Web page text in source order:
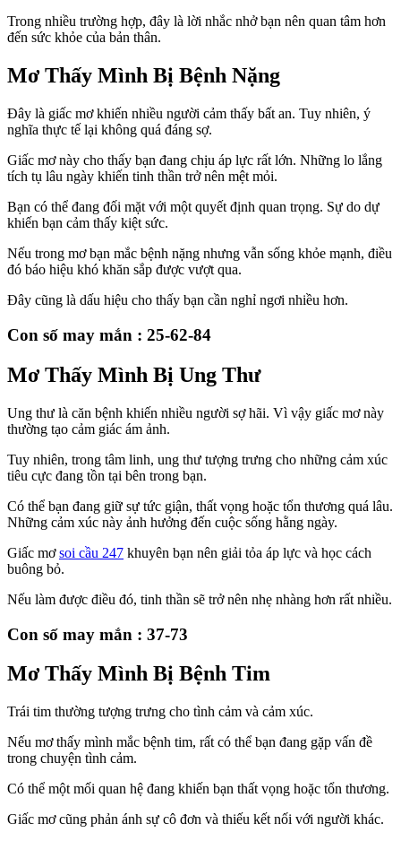
Trong nhiều trường hợp, đây là lời nhắc nhở bạn nên quan tâm hơn
đến sức khỏe của bản thân.
Mơ Thấy Mình Bị Bệnh Nặng
Đây là giấc mơ khiến nhiều người cảm thấy bất an. Tuy nhiên, ý
nghĩa thực tế lại không quá đáng sợ.
Giấc mơ này cho thấy bạn đang chịu áp lực rất lớn. Những lo lắng
tích tụ lâu ngày khiến tinh thần trở nên mệt mỏi.
Bạn có thể đang đối mặt với một quyết định quan trọng. Sự do dự
khiến bạn cảm thấy kiệt sức.
Nếu trong mơ bạn mắc bệnh nặng nhưng vẫn sống khỏe mạnh, điều
đó báo hiệu khó khăn sắp được vượt qua.
Đây cũng là dấu hiệu cho thấy bạn cần nghỉ ngơi nhiều hơn.
Con số may mắn : 25-62-84
Mơ Thấy Mình Bị Ung Thư
Ung thư là căn bệnh khiến nhiều người sợ hãi. Vì vậy giấc mơ này
thường tạo cảm giác ám ảnh.
Tuy nhiên, trong tâm linh, ung thư tượng trưng cho những cảm xúc
tiêu cực đang tồn tại bên trong bạn.
Có thể bạn đang giữ sự tức giận, thất vọng hoặc tổn thương quá lâu.
Những cảm xúc này ảnh hưởng đến cuộc sống hằng ngày.
Giấc mơsoi cầu 247 khuyên bạn nên giải tỏa áp lực và học cách
buông bỏ.
Nếu làm được điều đó, tinh thần sẽ trở nên nhẹ nhàng hơn rất nhiều.
Con số may mắn : 37-73
Mơ Thấy Mình Bị Bệnh Tim
Trái tim thường tượng trưng cho tình cảm và cảm xúc.
Nếu mơ thấy mình mắc bệnh tim, rất có thể bạn đang gặp vấn đề
trong chuyện tình cảm.
Có thể một mối quan hệ đang khiến bạn thất vọng hoặc tổn thương.
Giấc mơ cũng phản ánh sự cô đơn và thiếu kết nối với người khác.